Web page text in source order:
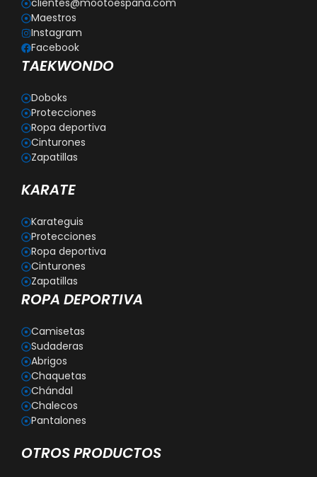
clientes@mootoespana.com
Maestros
Instagram
Facebook
TAEKWONDO
Doboks
Protecciones
Ropa deportiva
Cinturones
Zapatillas
KARATE
Karateguis
Protecciones
Ropa deportiva
Cinturones
Zapatillas
ROPA DEPORTIVA
Camisetas
Sudaderas
Abrigos
Chaquetas
Chándal
Chalecos
Pantalones
OTROS PRODUCTOS